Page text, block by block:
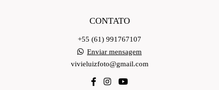
CONTATO
+55 (61) 991767107
Enviar mensagem
vivieluizfoto@gmail.com